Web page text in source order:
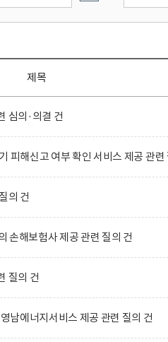
제목
심의·의결 건
피해신고 여부 확인 서비스 제공 관련
의 건
손해보험사 제공 관련 질의 건
질의 건
남에너지서비스 제공 관련 질의 건